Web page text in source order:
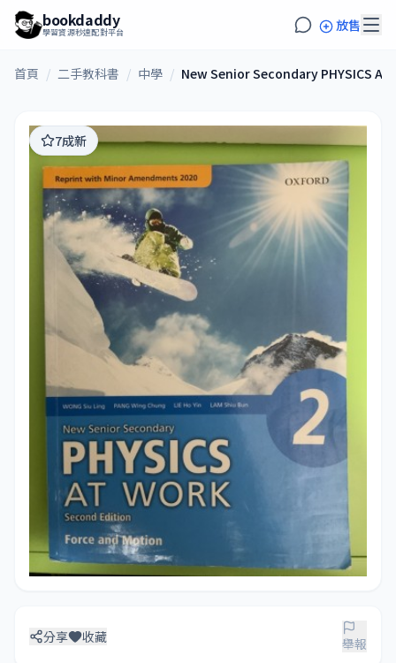
bookdaddy
學習資源秒速配對平台 放售
首頁 / 二手教科書 / 中學 / New Senior Secondary PHYSICS AT
7成新
分享 收藏 舉報